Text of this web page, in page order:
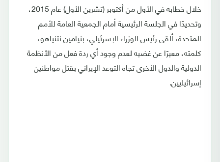
خلال خطابه في الأول من أكتوبر (تشرين الأول) عام 2015،
وتحديدًا في الجلسة الرئيسية أمام الجمعية العامة للأمم
المتحدة، ألقى رئيس الوزراء الإسرئيلي، بنيامين نتنياهو،
كلمته، معبرًا عن غضبه لعدم وجود أي ردة فعل من الأنظمة
الدولية والدول الأخرى تجاه التوعد الإيراني بقتل مواطنين
إسرائيليين.